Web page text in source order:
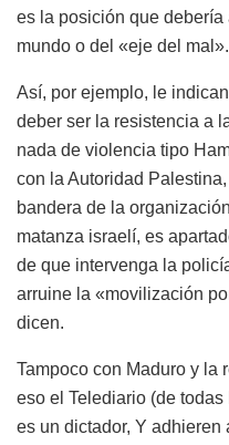
es la posición que
mundo o del «eje del
Así, por ejemplo, le
deber ser la resistencia a
nada de violencia tipo
con la Autoridad
bandera de la
matanza israelí, es
de que intervenga la
arruine la «movilización
dicen.
Tampoco con Maduro y la
eso el Telediario (de
es un dictador, Y